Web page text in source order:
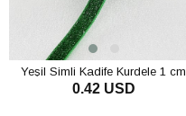
Yeşil Simli Kadife Kurdele 1 cm
0.42 USD